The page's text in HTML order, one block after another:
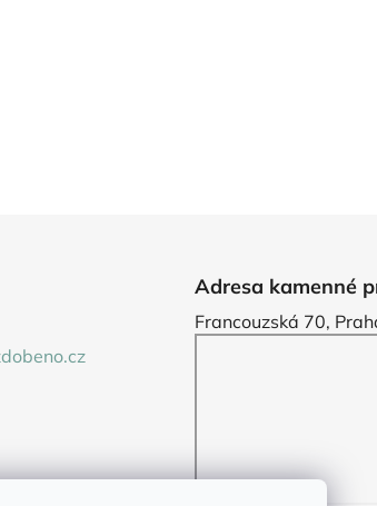
Adresa kamenné
Francouzská 70,